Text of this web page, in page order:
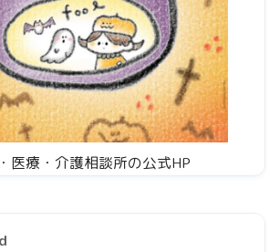
医療・介護相談所の公式HP